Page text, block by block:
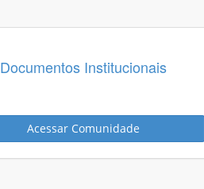
Documentos Institucionais
Acessar Comunidade